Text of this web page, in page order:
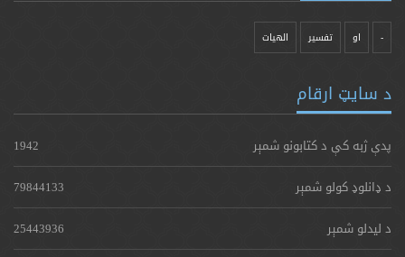
- او تفسیر الهیات
د سایټ ارقام
پدې ژبه کې د کتابونو شمېر
1942
د ډانلوډ کولو شمېر
79844133
د لیدلو شمېر
25443936